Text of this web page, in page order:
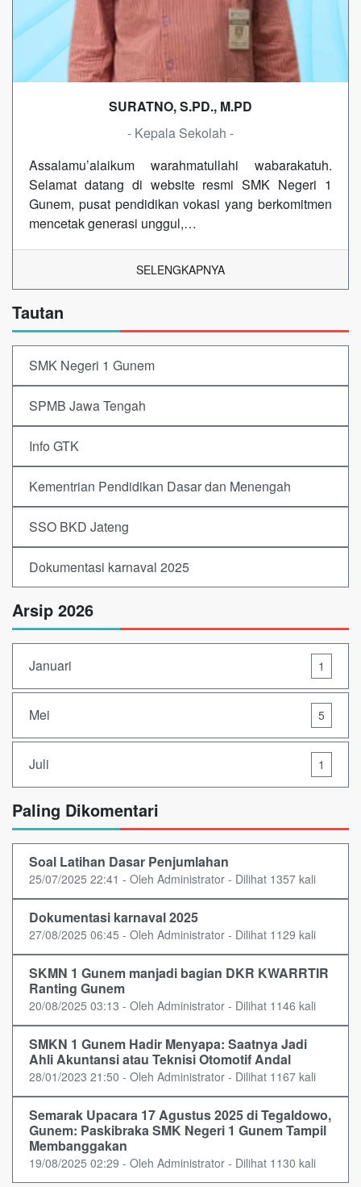
SURATNO, S.PD., M.PD
- Kepala Sekolah -
Assalamu’alaikum warahmatullahi wabarakatuh.
Selamat datang di website resmi SMK Negeri 1
Gunem, pusat pendidikan vokasi yang berkomitmen
mencetak generasi unggul,…
SELENGKAPNYA
Tautan
SMK Negeri 1 Gunem
SPMB Jawa Tengah
Info GTK
Kementrian Pendidikan Dasar dan Menengah
SSO BKD Jateng
Dokumentasi karnaval 2025
Arsip 2026
Januari 1
Mei 5
Juli 1
Paling Dikomentari
Soal Latihan Dasar Penjumlahan
25/07/2025 22:41 - Oleh Administrator - Dilihat 1357 kali
Dokumentasi karnaval 2025
27/08/2025 06:45 - Oleh Administrator - Dilihat 1129 kali
SKMN 1 Gunem manjadi bagian DKR KWARRTIR
Ranting Gunem
20/08/2025 03:13 - Oleh Administrator - Dilihat 1146 kali
SMKN 1 Gunem Hadir Menyapa: Saatnya Jadi
Ahli Akuntansi atau Teknisi Otomotif Andal
28/01/2023 21:50 - Oleh Administrator - Dilihat 1167 kali
Semarak Upacara 17 Agustus 2025 di Tegaldowo,
Gunem: Paskibraka SMK Negeri 1 Gunem Tampil
Membanggakan
19/08/2025 02:29 - Oleh Administrator - Dilihat 1130 kali